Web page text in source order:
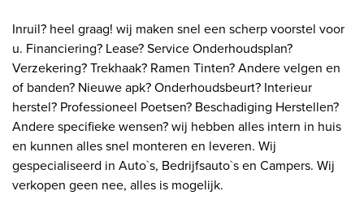
Inruil? heel graag! wij maken snel een scherp voorstel voor
u. Financiering? Lease? Service Onderhoudsplan?
Verzekering? Trekhaak? Ramen Tinten? Andere velgen en
of banden? Nieuwe apk? Onderhoudsbeurt? Interieur
herstel? Professioneel Poetsen? Beschadiging Herstellen?
Andere specifieke wensen? wij hebben alles intern in huis
en kunnen alles snel monteren en leveren. Wij
gespecialiseerd in Auto`s, Bedrijfsauto`s en Campers. Wij
verkopen geen nee, alles is mogelijk.